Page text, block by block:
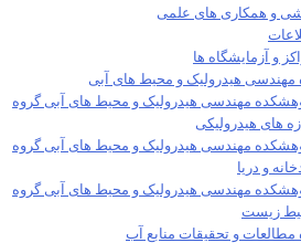
و همکاری های علمی
و آزمایشگاه ها
مهندسی هیدرولیک و محیط های آبی
مهندسی هیدرولیک و محیط های آبی گروه
های هیدرولیکی
مهندسی هیدرولیک و محیط های آبی گروه
و دریا
مهندسی هیدرولیک و محیط های آبی گروه
زیست
و تحقیقات منابع آب